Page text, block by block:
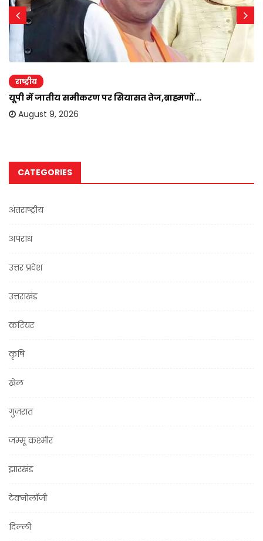
राष्ट्रीय
यूपी में जातीय समीकरण पर सियासत तेज,ब्राह्मणों...
August 9, 2026
CATEGORIES
अंतराष्ट्रीय
अपराध
उत्तर प्रदेश
उत्तराखंड
करियर
कृषि
खेल
गुजरात
जम्मू कश्मीर
झारखंड
टेक्नोलॉजी
दिल्ली